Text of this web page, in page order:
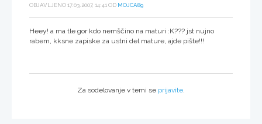
OBJAVLJENO 17.03.2007, 14:41 OD MOJCA89
Heey! a ma tle gor kdo nemščino na maturi :K??? jst nujno
rabem, kksne zapiske za ustni del mature, ajde pište!!!
Za sodelovanje v temi se prijavite